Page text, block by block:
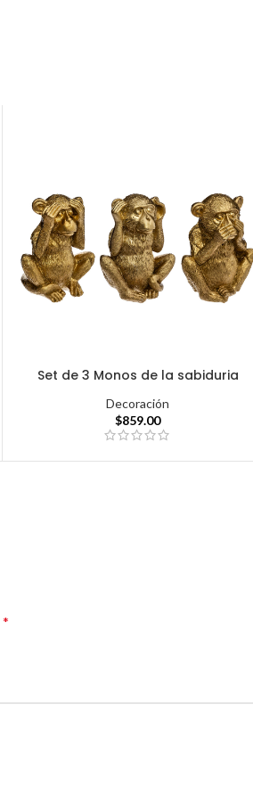
Set de 3 Monos de la sabiduria
Decoración
$859.00
*